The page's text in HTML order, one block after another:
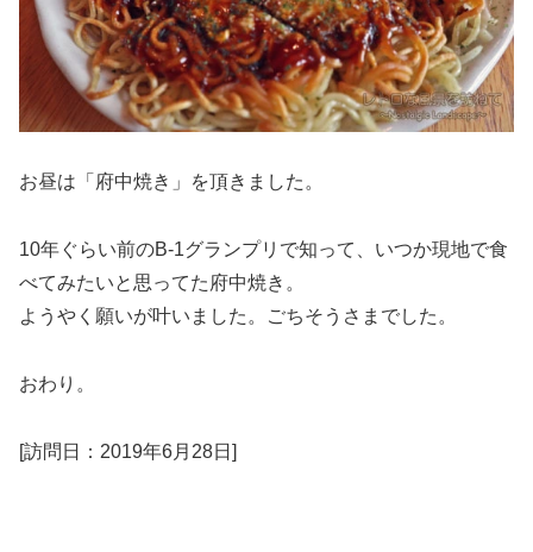
お昼は「府中焼き」を頂きました。
10年ぐらい前のB-1グランプリで知って、いつか現地で食
べてみたいと思ってた府中焼き。
ようやく願いが叶いました。ごちそうさまでした。
おわり。
[訪問日：2019年6月28日]